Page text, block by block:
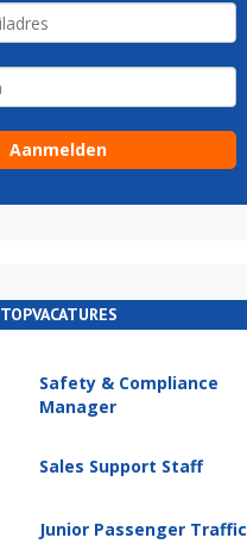
TOPVACATURES
Safety & Compliance
Manager
Sales Support Staff
Junior Passenger Traffic